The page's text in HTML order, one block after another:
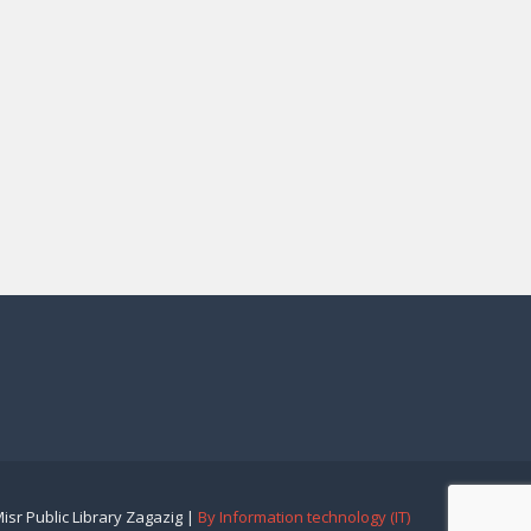
Public Library Zagazig | By Information technology (IT)